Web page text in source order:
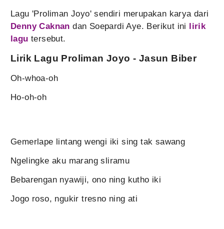
Lagu 'Proliman Joyo' sendiri merupakan karya dari
Denny Caknan dan Soepardi Aye. Berikut ini lirik
lagu tersebut.
Lirik Lagu Proliman Joyo - Jasun Biber
Oh-whoa-oh
Ho-oh-oh
Gemerlape lintang wengi iki sing tak sawang
Ngelingke aku marang sliramu
Bebarengan nyawiji, ono ning kutho iki
Jogo roso, ngukir tresno ning ati